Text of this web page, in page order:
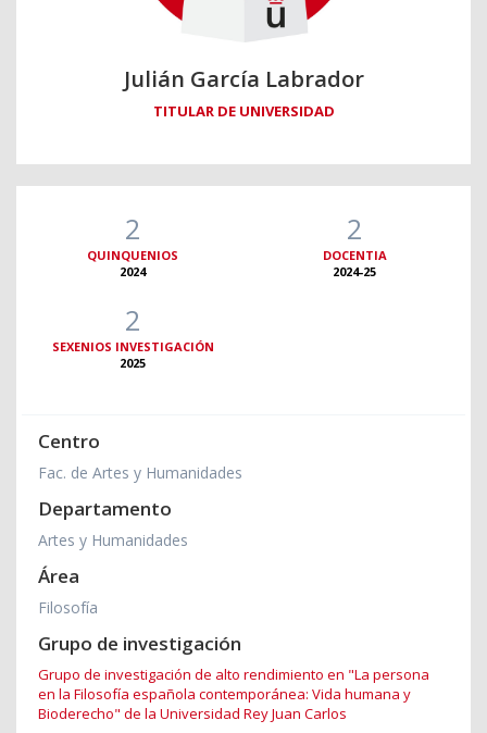
Julián García Labrador
TITULAR DE UNIVERSIDAD
2
QUINQUENIOS
2024
2
DOCENTIA
2024-25
2
SEXENIOS INVESTIGACIÓN
2025
Centro
Fac. de Artes y Humanidades
Departamento
Artes y Humanidades
Área
Filosofía
Grupo de investigación
Grupo de investigación de alto rendimiento en "La persona
en la Filosofía española contemporánea: Vida humana y
Bioderecho" de la Universidad Rey Juan Carlos